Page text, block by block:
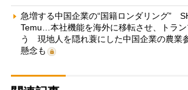
急増する中国企業の“国籍ロンダリング”
Temu…本社機能を海外に移転させ、トラ
う 現地人を隠れ蓑にした中国企業の農業
懸念も